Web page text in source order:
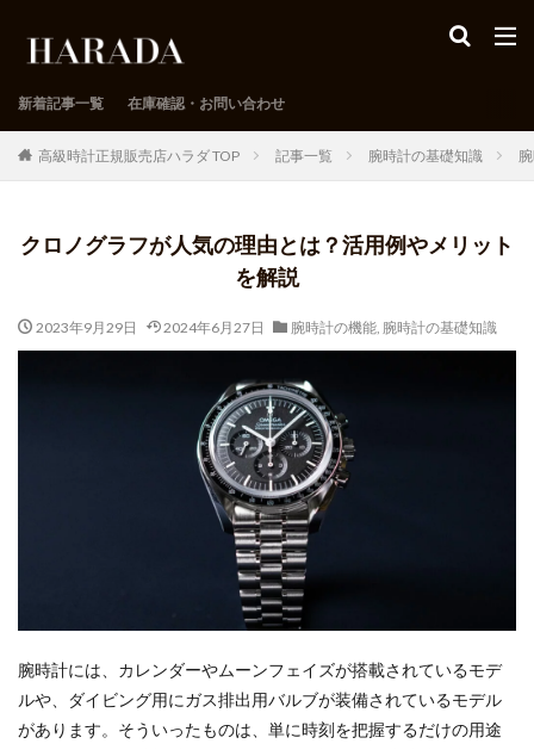
新着記事一覧 在庫確認・お問い合わせ
高級時計正規販売店ハラダ TOP 記事一覧 腕時計の基礎知識
クロノグラフが人気の理由とは？活用例やメリット
を解説
2023年9月29日 2024年6月27日 腕時計の機能, 腕時計の基礎知識
腕時計には、カレンダーやムーンフェイズが搭載されているモデ
ルや、ダイビング用にガス排出用バルブが装備されているモデル
があります。そういったものは、単に時刻を把握するだけの用途